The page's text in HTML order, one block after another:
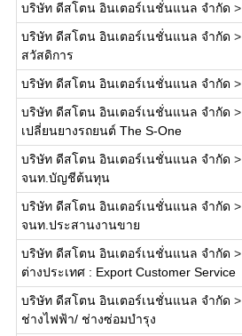
บริษัท ดีสโตน อินเตอร์เนชั่นแนล จำกัด >
บริษัท ดีสโตน อินเตอร์เนชั่นแนล จำกัด >
สวัสดิการ
บริษัท ดีสโตน อินเตอร์เนชั่นแนล จำกัด >
บริษัท ดีสโตน อินเตอร์เนชั่นแนล จำกัด >
เปลี่ยนยางรถยนต์ The S-One
บริษัท ดีสโตน อินเตอร์เนชั่นแนล จำกัด >
จนท.บัญชีต้นทุน
บริษัท ดีสโตน อินเตอร์เนชั่นแนล จำกัด >
จนท.ประสานงานขาย
บริษัท ดีสโตน อินเตอร์เนชั่นแนล จำกัด >
ต่างประเทศ : Export Customer Service
บริษัท ดีสโตน อินเตอร์เนชั่นแนล จำกัด >
ช่างไฟฟ้า/ ช่างซ่อมบำรุง